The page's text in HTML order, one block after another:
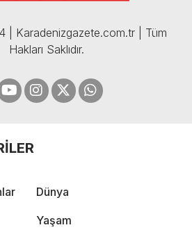
| Karadenizgazete.com.tr | Tüm
Hakları Saklıdır.
Dünya
Yaşam